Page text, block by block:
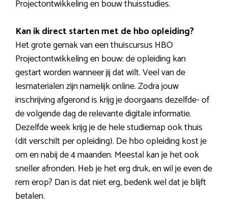
Projectontwikkeling en bouw thuisstudies.
Kan ik direct starten met de hbo opleiding?
Het grote gemak van een thuiscursus HBO
Projectontwikkeling en bouw: de opleiding kan
gestart worden wanneer jij dat wilt. Veel van de
lesmaterialen zijn namelijk online. Zodra jouw
inschrijving afgerond is krijg je doorgaans dezelfde- of
de volgende dag de relevante digitale informatie.
Dezelfde week krijg je de hele studiemap ook thuis
(dit verschilt per opleiding). De hbo opleiding kost je
om en nabij de 4 maanden. Meestal kan je het ook
sneller afronden. Heb je het erg druk, en wil je even de
rem erop? Dan is dat niet erg, bedenk wel dat je blijft
betalen.